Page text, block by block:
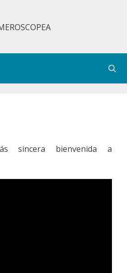
sincera bienvenida a